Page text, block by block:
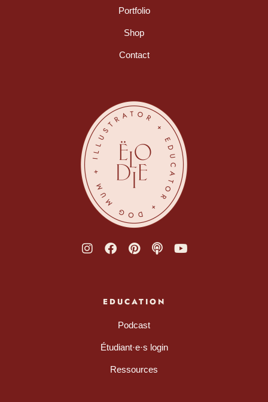
Portfolio
Shop
Contact
EDUCATION
Podcast
Étudiant·e·s login
Ressources